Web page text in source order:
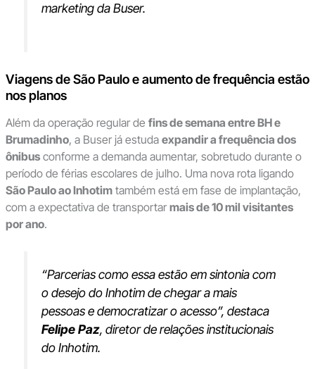
marketing da Buser.
Viagens de São Paulo e aumento de frequência estão
nos planos
Além da operação regular de fins de semana entre BH e
Brumadinho, a Buser já estuda expandir a frequência dos
ônibusconforme a demanda aumentar, sobretudo durante o
período de férias escolares de julho. Uma nova rota ligando
São Paulo ao Inhotimtambém está em fase de implantação,
com a expectativa de transportar mais de 10 mil visitantes
por ano.
“Parcerias como essa estão em sintonia com
o desejo do Inhotim de chegar a mais
pessoas e democratizar o acesso”, destaca
Felipe Paz, diretor de relações institucionais
do Inhotim.